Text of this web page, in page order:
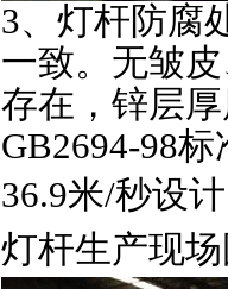
3、 灯杆防腐
一致。无皱
存在，锌层
GB2694-98标
36.9米/秒设
灯杆生产现